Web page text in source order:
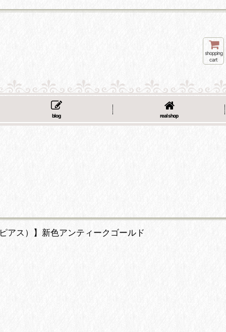
shopping
cart
blog real shop
ス）】新色アンティークゴールド